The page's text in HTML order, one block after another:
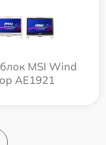
MSI Wind
AE1921